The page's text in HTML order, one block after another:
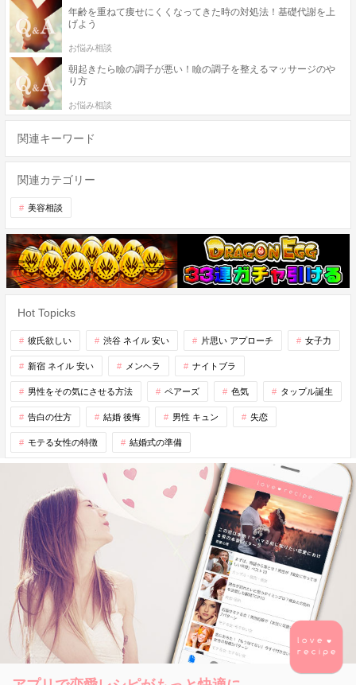
年齢を重ねて痩せにくくなってきた時の対処法！基礎代謝を上
げよう
お悩み相談
朝起きたら瞼の調子が悪い！瞼の調子を整えるマッサージのや
り方
お悩み相談
関連キーワード
関連カテゴリー
美容相談
Hot Topicks
彼氏欲しい 渋谷 ネイル 安い 片思い アプローチ 女子力
新宿 ネイル 安い メンヘラ ナイトブラ
男性をその気にさせる方法 ペアーズ 色気 タップル誕生
告白の仕方 結婚 後悔 男性 キュン 失恋
モテる女性の特徴 結婚式の準備